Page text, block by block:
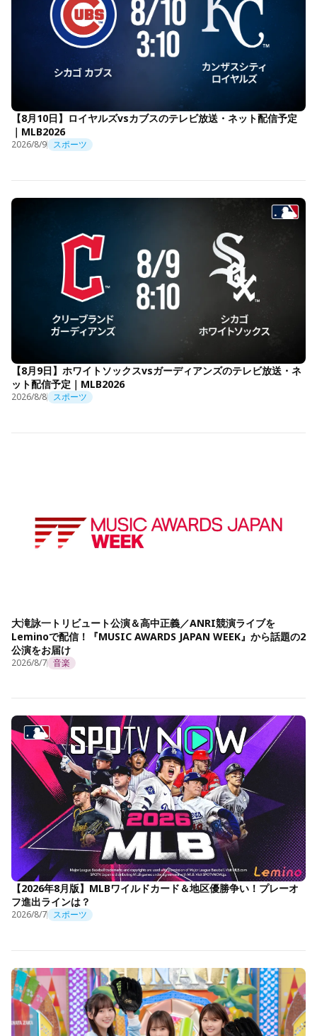
【8月10日】ロイヤルズvsカブスのテレビ放送・ネット配信予定
｜MLB2026
2026/8/9 スポーツ
【8月9日】ホワイトソックスvsガーディアンズのテレビ放送・ネ
ット配信予定｜MLB2026
2026/8/8 スポーツ
大滝詠一トリビュート公演＆高中正義／ANRI競演ライブを
Leminoで配信！『MUSIC AWARDS JAPAN WEEK』から話題の2
公演をお届け
2026/8/7 音楽
【2026年8月版】MLBワイルドカード＆地区優勝争い！プレーオ
フ進出ラインは？
2026/8/7 スポーツ